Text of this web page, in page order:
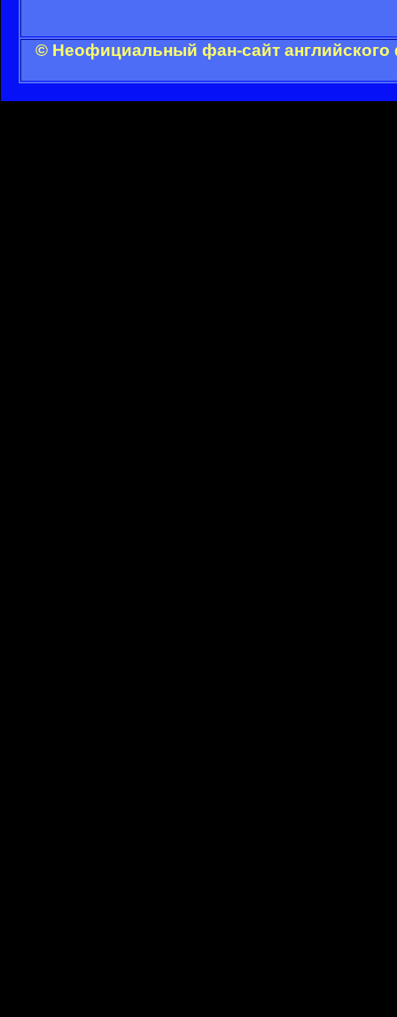
© Неофициальный фан-сайт английского